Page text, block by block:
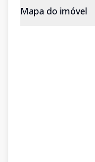
Mapa do imóvel